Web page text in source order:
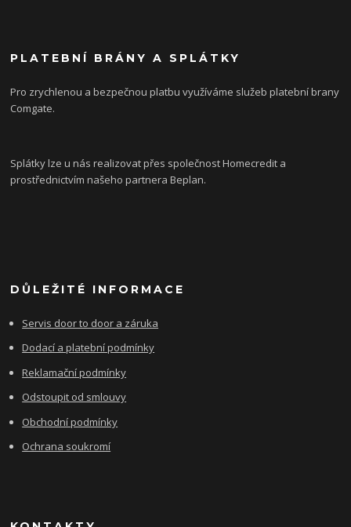
PLATEBNÍ BRÁNY A SPLÁTKY
Pro zrychlenou a bezpečnou platbu využíváme služeb platební brany
Comgate.
Splátky lze u nás realizovat přes společnost Homecredit a
prostřednictvím našeho partnera Beplan.
DŮLEŽITÉ INFORMACE
Servis door to door a záruka
Dodací a platební podmínky
Reklamační podmínky
Odstoupit od smlouvy
Obchodní podmínky
Ochrana soukromí